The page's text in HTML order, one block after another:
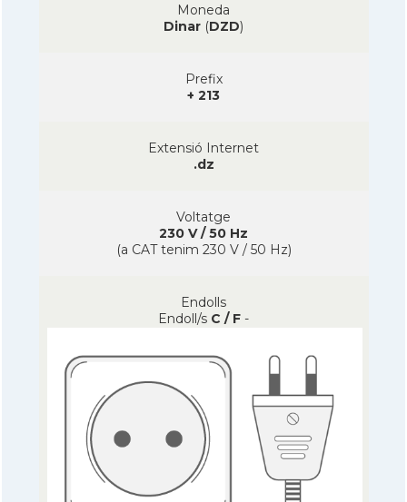
Moneda
Dinar (DZD)
Prefix
+ 213
Extensió Internet
.dz
Voltatge
230 V / 50 Hz
(a CAT tenim 230 V / 50 Hz)
Endolls
Endoll/s C / F -